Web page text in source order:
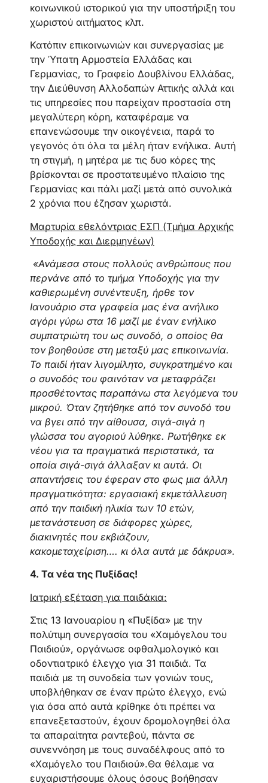
κοινωνικού ιστορικού για την υποστήριξη του
χωριστού αιτήματος κλπ.
Κατόπιν επικοινωνιών και συνεργασίας με
την Ύπατη Αρμοστεία Ελλάδας και
Γερμανίας, το Γραφείο Δουβλίνου Ελλάδας,
την Διεύθυνση Αλλοδαπών Αττικής αλλά και
τις υπηρεσίες που παρείχαν προστασία στη
μεγαλύτερη κόρη, καταφέραμε να
επανενώσουμε την οικογένεια, παρά το
γεγονός ότι όλα τα μέλη ήταν ενήλικα. Αυτή
τη στιγμή, η μητέρα με τις δυο κόρες της
βρίσκονται σε προστατευμένο πλαίσιο της
Γερμανίας και πάλι μαζί μετά από συνολικά
2 χρόνια που έζησαν χωριστά.
Μαρτυρία εθελόντριας ΕΣΠ (Τμήμα Αρχικής
Υποδοχής και Διερμηνέων)
«Ανάμεσα στους πολλούς ανθρώπους που
περνάνε από το τμήμα Υποδοχής για την
καθιερωμένη συνέντευξη, ήρθε τον
Ιανουάριο στα γραφεία μας ένα ανήλικο
αγόρι γύρω στα 16 μαζί με έναν ενήλικο
συμπατριώτη του ως συνοδό, ο οποίος θα
τον βοηθούσε στη μεταξύ μας επικοινωνία.
Το παιδί ήταν λιγομίλητο, συγκρατημένο και
ο συνοδός του φαινόταν να μεταφράζει
προσθέτοντας παραπάνω στα λεγόμενα του
μικρού. Όταν ζητήθηκε από τον συνοδό του
να βγει από την αίθουσα, σιγά-σιγά η
γλώσσα του αγοριού λύθηκε. Ρωτήθηκε εκ
νέου για τα πραγματικά περιστατικά, τα
οποία σιγά-σιγά άλλαξαν κι αυτά. Οι
απαντήσεις του έφεραν στο φως μια άλλη
πραγματικότητα: εργασιακή εκμετάλλευση
από την παιδική ηλικία των 10 ετών,
μετανάστευση σε διάφορες χώρες,
διακινητές που εκβιάζουν,
κακομεταχείριση…. κι όλα αυτά με δάκρυα».
4. Τα νέα της Πυξίδας!
Ιατρική εξέταση για παιδάκια:
Στις 13 Ιανουαρίου η «Πυξίδα» με την
πολύτιμη συνεργασία του «Χαμόγελου του
Παιδιού», οργάνωσε οφθαλμολογικό και
οδοντιατρικό έλεγχο για 31 παιδιά. Τα
παιδιά με τη συνοδεία των γονιών τους,
υποβλήθηκαν σε έναν πρώτο έλεγχο, ενώ
για όσα από αυτά κρίθηκε ότι πρέπει να
επανεξεταστούν, έχουν δρομολογηθεί όλα
τα απαραίτητα ραντεβού, πάντα σε
συνεννόηση με τους συναδέλφους από το
«Χαμόγελο του Παιδιού».Θα θέλαμε να
ευχαριστήσουμε όλους όσους βοήθησαν